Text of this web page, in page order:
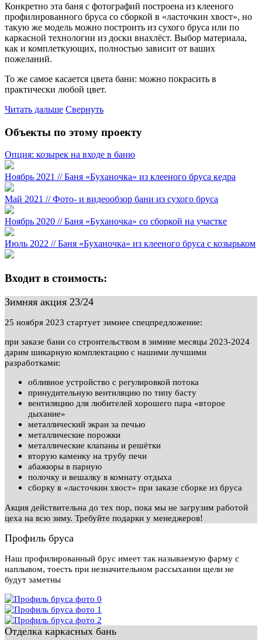
Конкретно эта баня с фотографий построена из клееного
профилированного бруса со сборкой в «ласточкин хвост», но
такую же модель можно построить из сухого бруса или по
каркасной технологии из доски внахлёст. Выбор материала,
как и комплеткующих, полностью зависит от ваших
пожеланий.
То же самое касается цвета бани: можно покрасить в
практически любой цвет.
Читать дальше Свернуть
Объекты по этому проекту
Опция: козырек на входе в баню
Ноябрь 2021 // Баня «Буханочка» из клееного бруса кедра
Май 2021 // Фото- и видеообзор бани из сухого бруса
Ноябрь 2020 // Баня «Буханочка» со сборкой на участке
Июль 2022 // Баня «Буханочка» из клееного бруса с козырьком
Входит в стоимость:
Зимняя акция 23/24
25 ноября 2023 стартует зимнее спецпредложение:
при заказе бани со строительством в зимние месяцы 2023-2024
дарим шикарную комплектацию с нашими лучшими
разработками:
обливное устройство с регулировкой потока
принудительную вентиляцию по типу басту
вентиляцию для любителей хорошего пара «второе
дыхание»
металлический экран за печью
металлические порожки
металлические клапаны и решётки
вторую каменку на трубу печи
абажюры в парную
полочку и вешалку в комнату отдыха
сборку в «ласточкин хвост» при заказе сборке из бруса
Акция действительна до тех пор, пока мы не загрузим работой
цеха на всю зиму. Требуйте подарки у менеджеров!
Профиль бруса
Наш профилированный брус имеет так называемую фарму с
наплывом, тоесть при незначительном рассыхании щели не
будут заметны
Отделка каркасных бань